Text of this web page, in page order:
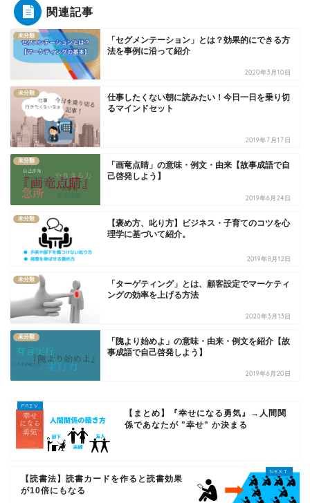
関連記事
未分類
「セグメンテーション」とは？効果的にできる方
法を事例に沿って紹介
2020年3月10日
未分類
仕事したくない朝に読みたい！今日一日を乗り切
るマインドセット
2019年7月17日
未分類
「画竜点睛」の意味・例文・由来【故事成語で自
己啓発しよう】
2019年6月24日
未分類
【褒め方、叱り方】ビジネス・子育てのコツを心
理学に基づいて紹介。
2019年8月12日
未分類
「ターゲティング」とは、顧客設定でマーケティ
ングの効率を上げる方法
2020年3月13日
未分類
「隗より始めよ」の意味・由来・例文を紹介【故
事成語で自己啓発しよう】
2019年6月20日
【まとめ】『幸せになる勇気』→人間関
係であなたが "幸せ" か決まる
【読書法】読書カードを作ると読書効果
が10倍にもなる